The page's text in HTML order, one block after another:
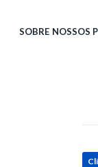
SOBRE NOSSOS